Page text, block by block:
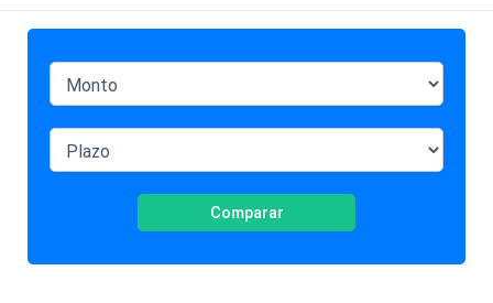
Comparar